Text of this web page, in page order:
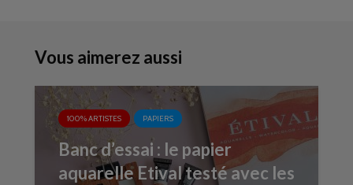
Vous aimerez aussi
100% ARTISTES PAPIERS
Banc d’essai : le papier
aquarelle Etival testé avec les